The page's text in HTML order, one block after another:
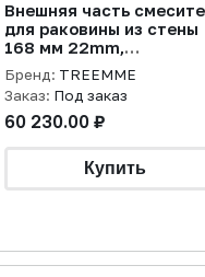
Внешняя часть
для раковины из стены
168 мм 22mm,
нержавеющая сталь
брашированная
Бренд: TREEMME
Заказ: Под заказ
60 230.00 ₽